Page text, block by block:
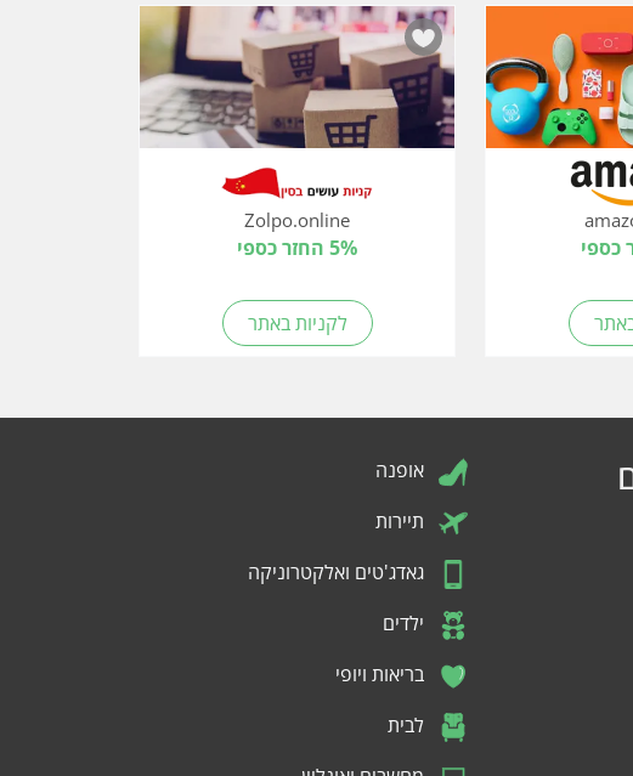
כספי
Zolpo.online
5% החזר כספי
לקניות באתר
אופנה
תיירות
גאדג'טים ואלקטרוניקה
ילדים
בריאות ויופי
לבית